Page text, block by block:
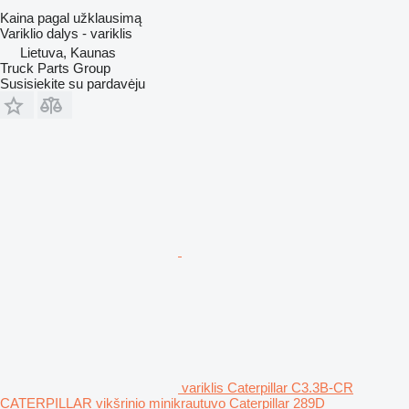
Kaina pagal užklausimą
Variklio dalys - variklis
Lietuva, Kaunas
Truck Parts Group
Susisiekite su pardavėju
variklis Caterpillar C3.3B-CR
CATERPILLAR vikšrinio minikrautuvo Caterpillar 289D